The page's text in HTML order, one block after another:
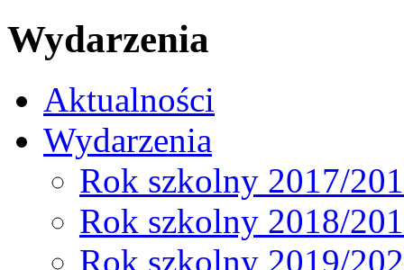
Wydarzenia
Aktualności
Wydarzenia
Rok szkolny 2017/
Rok szkolny 2018/
Rok szkolny 2019/